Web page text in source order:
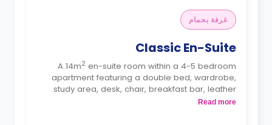
غرفة بحمام
Classic En-Suite
A 14m2 en-suite room within a 4-5 bedroom
apartment featuring a double bed, wardrobe,
study area, desk, chair, breakfast bar, leather
sofas, flatscreen TV, lounge area, private ensuite
Read more